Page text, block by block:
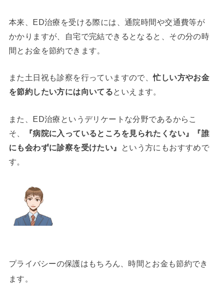
本来、ED治療を受ける際には、通院時間や交通費等が
かかりますが、自宅で完結できるとなると、その分の時
間とお金を節約できます。
また土日祝も診察を行っていますので、忙しい方やお金
を節約したい方には向いてるといえます。
また、ED治療というデリケートな分野であるからこ
そ、
『病院に入っているところを見られたくない』『誰
にも会わずに診察を受けたい』
という方にもおすすめで
す。
プライバシーの保護はもちろん、時間とお金も節約でき
ます。